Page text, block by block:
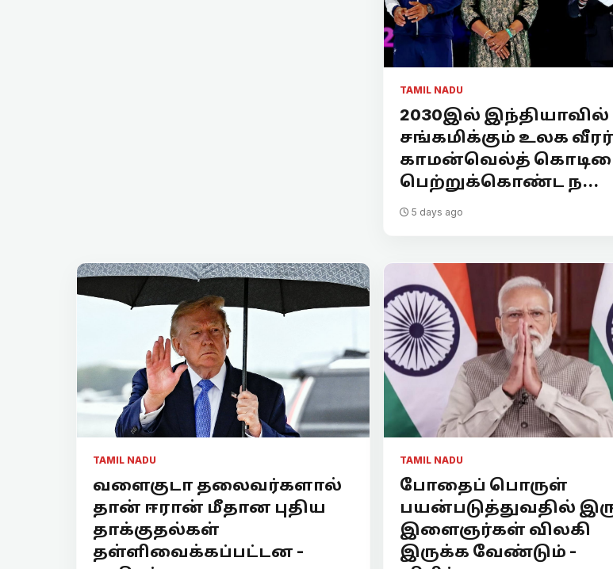
TAMIL NADU
2030இல் இந்தியாவில்
சங்கமிக்கும் உலக
காமன்வெல்த்
பெற்றுக்கொண்ட ந...
5 days ago
TAMIL NADU
வளைகுடா தலைவர்களால்
தான் ஈரான் மீதான புதிய
தாக்குதல்கள்
தள்ளிவைக்கப்பட்டன -
TAMIL NADU
போதைப் பொருள்
பயன்படுத்துவதில்
இளைஞர்கள் விலகி
இருக்க வேண்டும் -